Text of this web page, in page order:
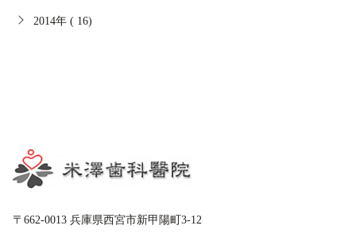
2014年 ( 16)
〒662-0013 兵庫県西宮市新甲陽町3-12